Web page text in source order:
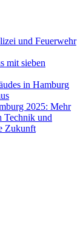
und Feuerwehr
mit sieben
in Hamburg
2025: Mehr
Technik und
Zukunft